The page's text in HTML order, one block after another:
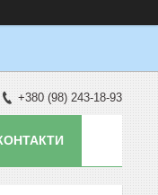
+380 (98) 243-18-93